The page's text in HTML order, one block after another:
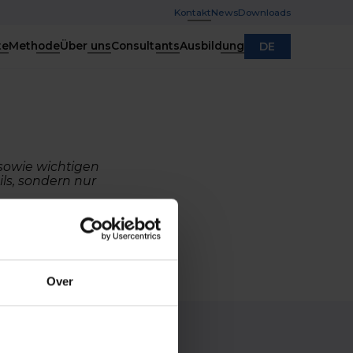
Over
KontaktNewsDownloads
MethodeÜber unsConsultantsAusbildung DE
wichtigen
sondern nur